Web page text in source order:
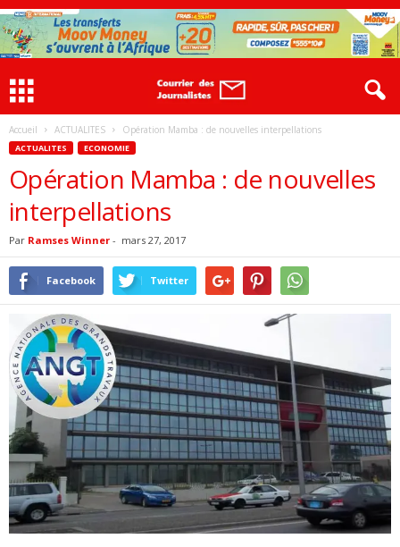
Accueil ACTUALITES Opération Mamba : de nouvelles interpellations
ACTUALITES ECONOMIE
Opération Mamba : de nouvelles
interpellations
Par Ramses Winner - mars 27, 2017
Facebook Twitter